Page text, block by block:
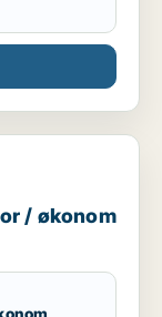
/ revisor /
/ økonom